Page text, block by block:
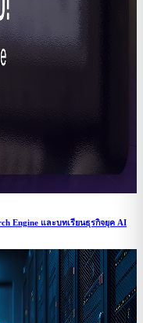
Engine และบทเรียนธุรกิจยุค AI